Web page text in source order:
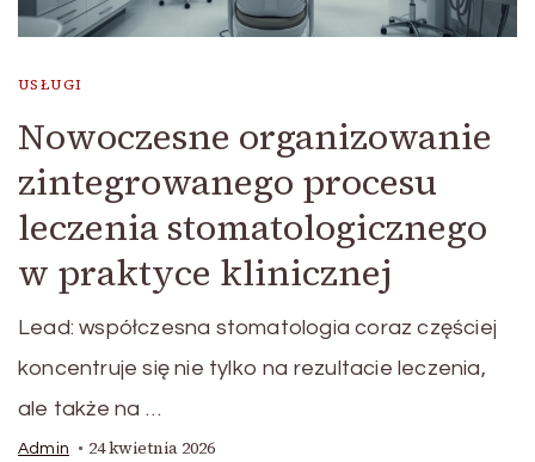
USŁUGI
Nowoczesne organizowanie
zintegrowanego procesu
leczenia stomatologicznego
w praktyce klinicznej
Lead: współczesna stomatologia coraz częściej
koncentruje się nie tylko na rezultacie leczenia,
ale także na …
Admin 24 kwietnia 2026